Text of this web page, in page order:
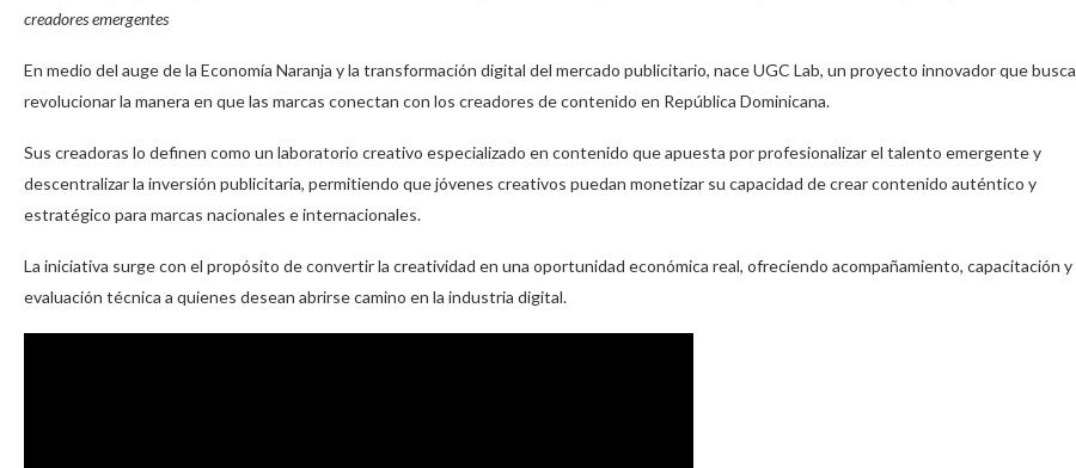
creadores emergentes
En medio del auge de la Economía Naranja y la transformación digital del mercado publicitario, nace UGC Lab, un proyecto innovador que busca
revolucionar la manera en que las marcas conectan con los creadores de contenido en República Dominicana.
Sus creadoras lo definen como un laboratorio creativo especializado en contenido que apuesta por profesionalizar el talento emergente y
descentralizar la inversión publicitaria, permitiendo que jóvenes creativos puedan monetizar su capacidad de crear contenido auténtico y
estratégico para marcas nacionales e internacionales.
La iniciativa surge con el propósito de convertir la creatividad en una oportunidad económica real, ofreciendo acompañamiento, capacitación y
evaluación técnica a quienes desean abrirse camino en la industria digital.